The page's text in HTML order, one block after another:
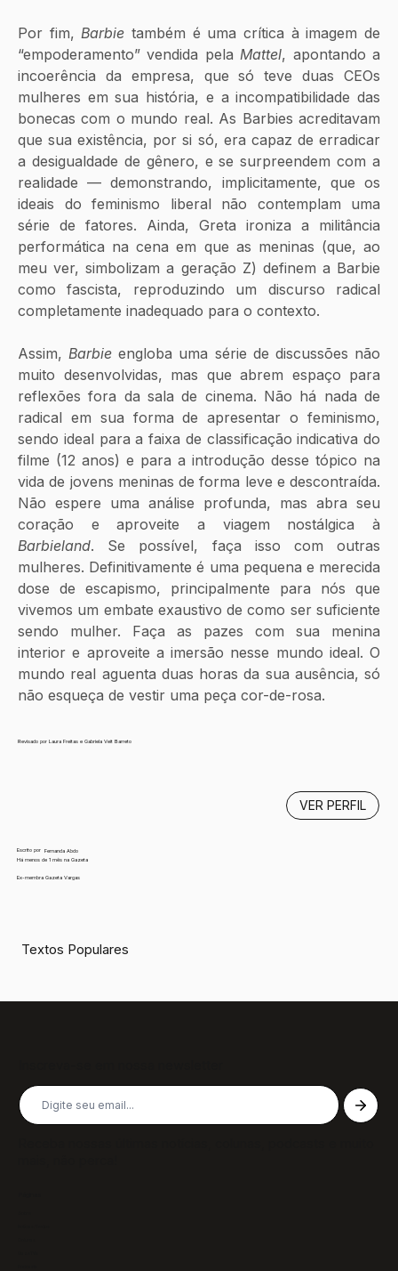
Por fim, Barbie também é uma crítica à imagem de
“empoderamento” vendida pela Mattel, apontando a
incoerência da empresa, que só teve duas CEOs
mulheres em sua história, e a incompatibilidade das
bonecas com o mundo real. As Barbies acreditavam
que sua existência, por si só, era capaz de erradicar
a desigualdade de gênero, e se surpreendem com a
realidade — demonstrando, implicitamente, que os
ideais do feminismo liberal não contemplam uma
série de fatores. Ainda, Greta ironiza a militância
performática na cena em que as meninas (que, ao
meu ver, simbolizam a geração Z) definem a Barbie
como fascista, reproduzindo um discurso radical
completamente inadequado para o contexto.
Assim, Barbie engloba uma série de discussões não
muito desenvolvidas, mas que abrem espaço para
reflexões fora da sala de cinema. Não há nada de
radical em sua forma de apresentar o feminismo,
sendo ideal para a faixa de classificação indicativa do
filme (12 anos) e para a introdução desse tópico na
vida de jovens meninas de forma leve e descontraída.
Não espere uma análise profunda, mas abra seu
Barbieland. Se possível, faça isso com outras
mulheres. Definitivamente é uma pequena e merecida
dose de escapismo, principalmente para nós que
vivemos um embate exaustivo de como ser suficiente
sendo mulher. Faça as pazes com sua menina
interior e aproveite a imersão nesse mundo ideal. O
mundo real aguenta duas horas da sua ausência, só
não esqueça de vestir uma peça cor-de-rosa.
Revisado por Laura Freitas e Gabriela Veit Barreto
Escrito por
Fernanda Abdo
Há menos de 1 mês na Gazeta
Ex-membra Gazeta Vargas
VER PERFIL
Textos Populares